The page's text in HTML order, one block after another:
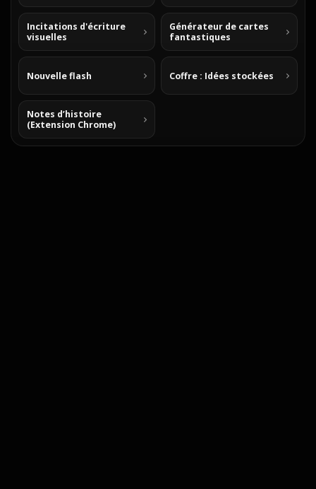
Incitations d'écriture
visuelles
Générateur de cartes
fantastiques
Nouvelle flash Coffre : Idées stockées
Notes d’histoire
(Extension Chrome)